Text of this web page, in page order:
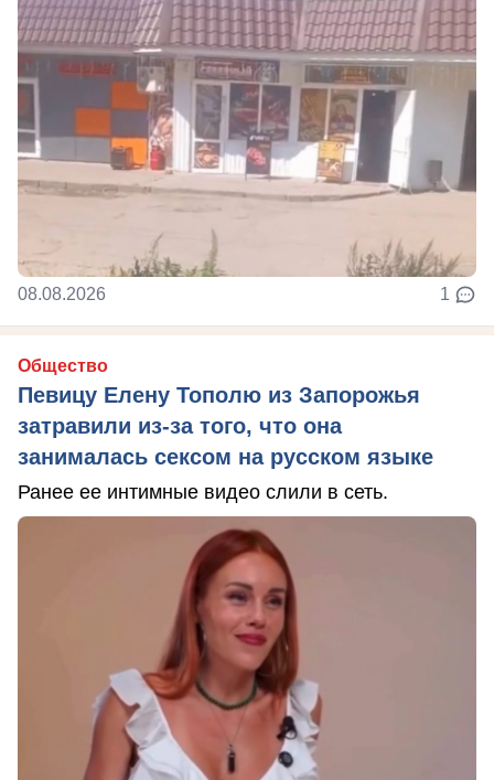
08.08.2026 1
Общество
Певицу Елену Тополю из Запорожья
затравили из-за того, что она
занималась сексом на русском языке
Ранее ее интимные видео слили в сеть.